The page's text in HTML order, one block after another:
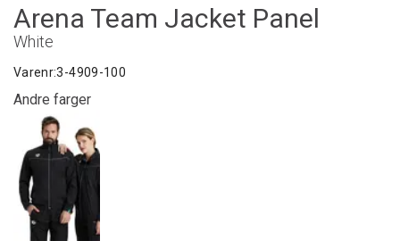
Arena Team Jacket Panel
White
Varenr:3-4909-100
Andre farger